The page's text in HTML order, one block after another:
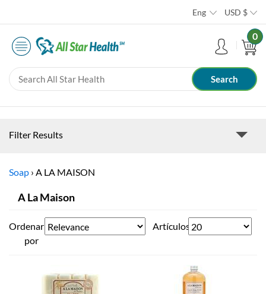
Eng USD $
0
Filter Results
Soap › A LA MAISON
A La Maison
Ordenar
por
Artículos